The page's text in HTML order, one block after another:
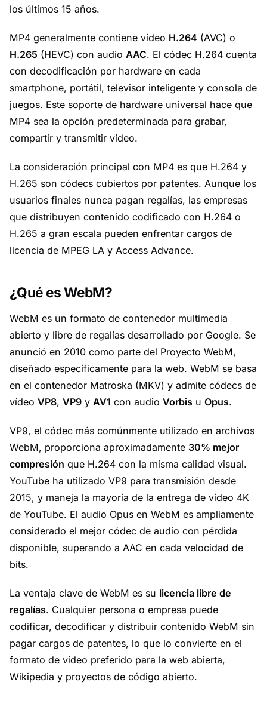
los últimos 15 años.
MP4 generalmente contiene vídeo H.264 (AVC) o
H.265 (HEVC) con audio AAC. El códec H.264 cuenta
con decodificación por hardware en cada
smartphone, portátil, televisor inteligente y consola de
juegos. Este soporte de hardware universal hace que
MP4 sea la opción predeterminada para grabar,
compartir y transmitir vídeo.
La consideración principal con MP4 es que H.264 y
H.265 son códecs cubiertos por patentes. Aunque los
usuarios finales nunca pagan regalías, las empresas
que distribuyen contenido codificado con H.264 o
H.265 a gran escala pueden enfrentar cargos de
licencia de MPEG LA y Access Advance.
¿Qué es WebM?
WebM es un formato de contenedor multimedia
abierto y libre de regalías desarrollado por Google. Se
anunció en 2010 como parte del Proyecto WebM,
diseñado específicamente para la web. WebM se basa
en el contenedor Matroska (MKV) y admite códecs de
vídeo VP8, VP9 y AV1 con audio Vorbis u Opus.
VP9, el códec más comúnmente utilizado en archivos
WebM, proporciona aproximadamente 30% mejor
compresión que H.264 con la misma calidad visual.
YouTube ha utilizado VP9 para transmisión desde
2015, y maneja la mayoría de la entrega de vídeo 4K
de YouTube. El audio Opus en WebM es ampliamente
considerado el mejor códec de audio con pérdida
disponible, superando a AAC en cada velocidad de
bits.
La ventaja clave de WebM es su licencia libre de
regalías. Cualquier persona o empresa puede
codificar, decodificar y distribuir contenido WebM sin
pagar cargos de patentes, lo que lo convierte en el
formato de vídeo preferido para la web abierta,
Wikipedia y proyectos de código abierto.